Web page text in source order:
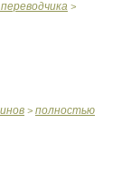
>
> полностью